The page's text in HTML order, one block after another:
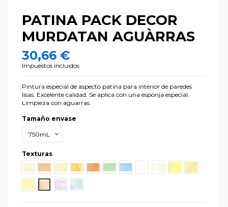
PATINA PACK DECOR
MURDATAN AGUÀRRAS
30,66 €
Impuestos incluidos
Pintura especial de aspecto patina para interior de paredes
lisas. Excelente calidad. Se aplica con una esponja especial.
Limpieza con aguarras.
Tamaño envase
Texturas
MD01MD02 MD03MD04MD05 MD06MD07 MD09MD10MD11
MD12 MD13 MD14 MD15